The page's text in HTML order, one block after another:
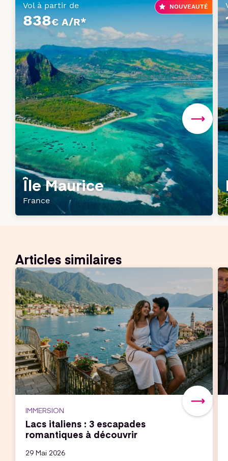
NOUVEAUTÉ
Vol à partir de
838€ A/R*
Île Maurice
France
Articles similaires
IMMERSION
Lacs italiens : 3 escapades
romantiques à découvrir
29 Mai 2026